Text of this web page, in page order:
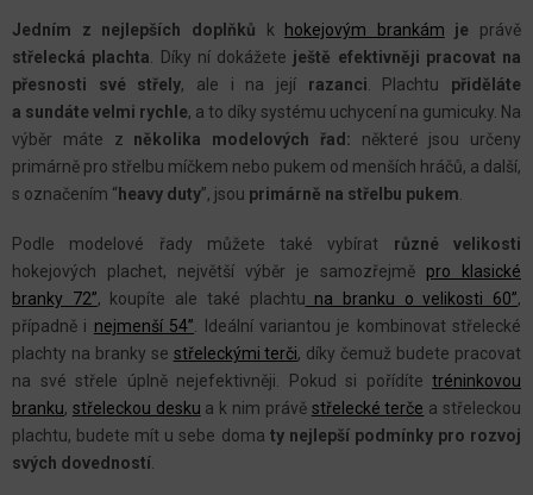
V
L
Á
D
A
C
Í
P
R
V
K
Y
V
Ý
P
Jedním z nejlepších doplňků k hokejovým brankám je právě
střelecká plachta . Díky ní dokážete ještě efektivněji pracovat na
přesnosti své střely, ale i na její razanci . Plachtu přiděláte
a sundáte velmi rychle, a to díky systému uchycení na gumicuky. Na
výběr máte z několika modelových řad: některé jsou určeny
primárně pro střelbu míčkem nebo pukem od menších hráčů, a další,
s označením “heavy duty”, jsou primárně na střelbu pukem
Podle modelové řady můžete také vybírat různé velikosti
hokejových plachet, největší výběr je samozřejmě pro klasické
branky 72”, koupíte ale také plachtu na branku o velikosti 60”,
případně i nejmenší 54” . Ideální variantou je kombinovat střelecké
plachty na branky se střeleckými terči, díky čemuž budete pracovat
na své střele úplně nejefektivněji. Pokud si pořídíte tréninkovou
branku, střeleckou desku a k nim právě střelecké terče a střeleckou
plachtu, budete mít u sebe doma ty nejlepší podmínky pro rozvoj
svých dovedností